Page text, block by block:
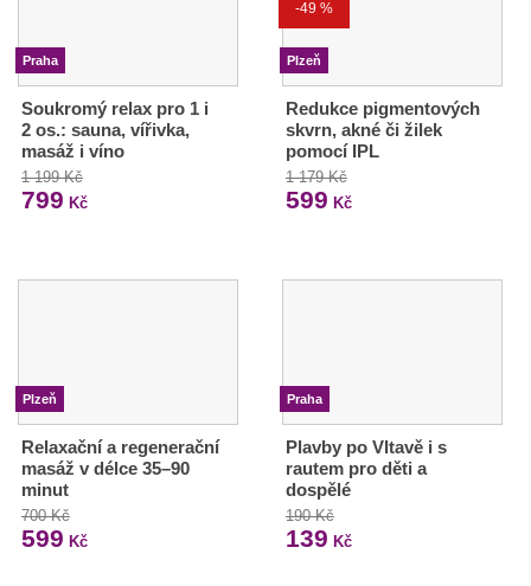
Praha
Soukromý relax pro 1 i
2 os.: sauna, vířivka,
masáž i víno
1 199 Kč
799 Kč
-49 %
Plzeň
Redukce pigmentových
skvrn, akné či žilek
pomocí IPL
1 179 Kč
599 Kč
Plzeň
Relaxační a regenerační
masáž v délce 35–90
minut
700 Kč
599 Kč
Praha
Plavby po Vltavě i s
rautem pro děti a
dospělé
190 Kč
139 Kč